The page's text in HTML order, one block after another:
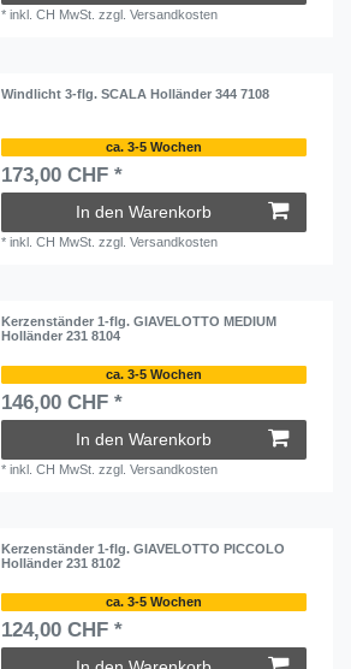
*inkl. CH MwSt. zzgl.Versandkosten
Windlicht 3-flg. SCALA Holländer 344 7108
ca. 3-5 Wochen
173,00 CHF *
In den Warenkorb
*inkl. CH MwSt. zzgl.Versandkosten
Kerzenständer 1-flg. GIAVELOTTO MEDIUM
Holländer 231 8104
ca. 3-5 Wochen
146,00 CHF *
In den Warenkorb
*inkl. CH MwSt. zzgl.Versandkosten
Kerzenständer 1-flg. GIAVELOTTO PICCOLO
Holländer 231 8102
ca. 3-5 Wochen
124,00 CHF *